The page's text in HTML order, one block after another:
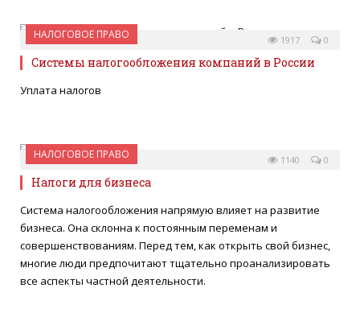
НАЛОГОВОЕ ПРАВО
10 ЯНВАРЯ 2014 0
1917
Системы налогообложения компаний в России
Уплата налогов
НАЛОГОВОЕ ПРАВО
22 ИЮЛЯ 2013 0
1140
Налоги для бизнеса
Система налогообложения напрямую влияет на развитие
бизнеса. Она склонна к постоянным переменам и
совершенствованиям. Перед тем, как открыть свой бизнес,
многие люди предпочитают тщательно проанализировать
все аспекты частной деятельности.